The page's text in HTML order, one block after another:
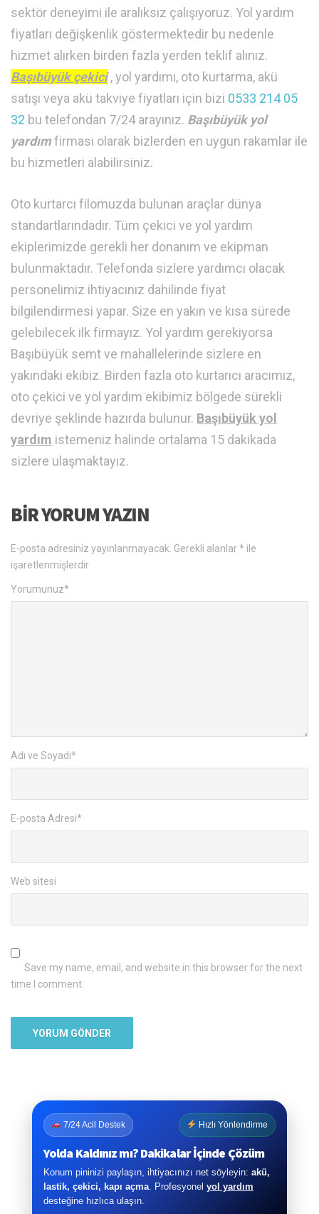
sektör deneyimi ile aralıksız çalışıyoruz. Yol yardım
fiyatları değişkenlik göstermektedir bu nedenle
hizmet alırken birden fazla yerden teklif alınız.
Başıbüyük çekici, yol yardımı, oto kurtarma, akü
satışı veya akü takviye fiyatları için bizi 0533 214 05
32 bu telefondan 7/24 arayınız. Başıbüyük yol
yardımfirması olarak bizlerden en uygun rakamlar ile
bu hizmetleri alabilirsiniz.
Oto kurtarcı filomuzda bulunan araçlar dünya
standartlarındadır. Tüm çekici ve yol yardım
ekiplerimizde gerekli her donanım ve ekipman
bulunmaktadır. Telefonda sizlere yardımcı olacak
personelimiz ihtiyacınız dahilinde fiyat
bilgilendirmesi yapar. Size en yakın ve kısa sürede
gelebilecek ilk firmayız. Yol yardım gerekiyorsa
Başıbüyük semt ve mahallelerinde sizlere en
yakındaki ekibiz. Birden fazla oto kurtarıcı aracımız,
oto çekici ve yol yardım ekibimiz bölgede sürekli
devriye şeklinde hazırda bulunur. Başıbüyük yol
yardım istemeniz halinde ortalama 15 dakikada
sizlere ulaşmaktayız.
BIR YORUM YAZIN
E-posta adresiniz yayınlanmayacak. Gerekli alanlar* ile
işaretlenmişlerdir
Yorumunuz*
Adı ve Soyadı*
E-posta Adresi*
Web sitesi
Save my name, email, and website in this browser for the next
time I comment.
7/24 Acil Destek Hızlı Yönlendirme
Yolda Kaldınız mı? Dakikalar İçinde Çözüm
Konum pininizi paylaşın, ihtiyacınızı net söyleyin: akü,
lastik, çekici, kapı açma. Profesyonel yol yardım
desteğine hızlıca ulaşın.